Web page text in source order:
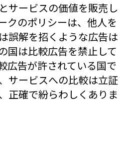
サービスの価値を販売し
クのポリシーは、他人を
誤解を招くような広告は
国は比較広告を禁止して
広告が許されている国で
サービスへの比較は立証
正確で紛らわしくありま